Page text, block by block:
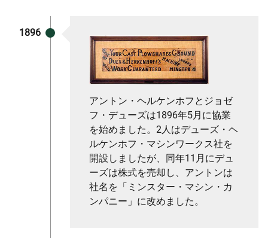
1896
アントン・ヘルケンホフとジョゼ
フ・デューズは1896年5月に協業
を始めました。2人はデューズ・ヘ
ルケンホフ・マシンワークス社を
開設しましたが、同年11月にデュ
ーズは株式を売却し、アントンは
社名を「ミンスター・マシン・カ
ンパニー」に改めました。